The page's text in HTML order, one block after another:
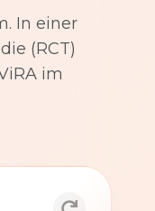
In einer
(RCT)
im
Wochen